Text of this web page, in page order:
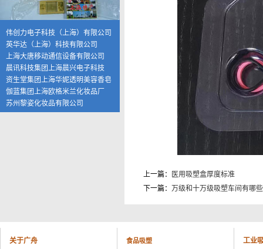
湖州康可食品有限公司
上海恒寿堂药业有限公司
伟创力电子科技（上海）有限公司
英华达（上海）科技有限公司
上海大唐移动通信设备有限公司
晨讯科技集团上海晨兴电子科技
资生堂集团上海华妮透明美容香皂
伽蓝集团上海欧格米兰化妆品厂
苏州黎姿化妆品有限公司
杭州珀莱雅控股股份有限公司
资生堂集团上海华妮透明美容香皂
上一篇：
医用吸塑盒厚度标准
下一篇： 万级和十万级吸塑车间有哪
关于广舟 食品吸塑 工业